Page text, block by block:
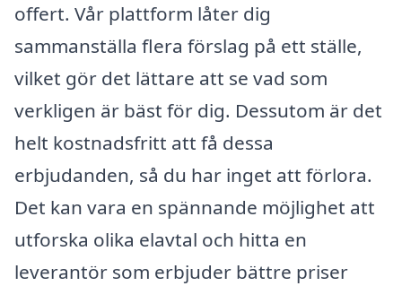
offert. Vår plattform låter dig
sammanställa flera förslag på ett ställe,
vilket gör det lättare att se vad som
verkligen är bäst för dig. Dessutom är det
helt kostnadsfritt att få dessa
erbjudanden, så du har inget att förlora.
Det kan vara en spännande möjlighet att
utforska olika elavtal och hitta en
leverantör som erbjuder bättre priser